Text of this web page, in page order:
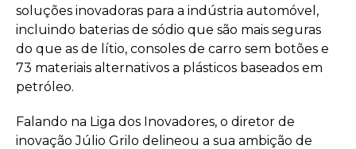
soluções inovadoras para a indústria automóvel,
incluindo baterias de sódio que são mais seguras
do que as de lítio, consoles de carro sem botões e
73 materiais alternativos a plásticos baseados em
petróleo.
Falando na Liga dos Inovadores, o diretor de
inovação Júlio Grilo delineou a sua ambição de